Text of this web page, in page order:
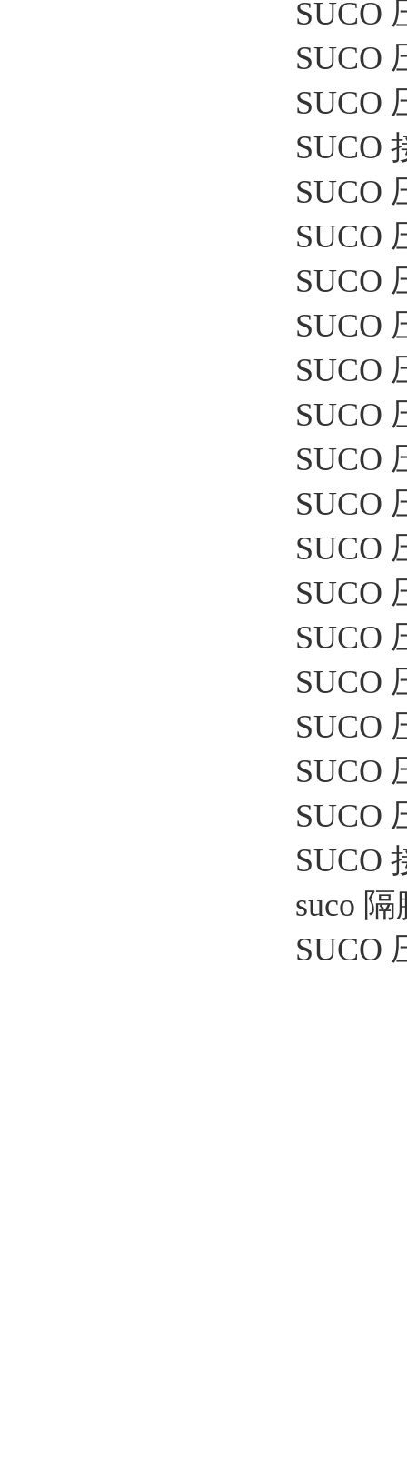
SUCO
SUCO
SUCO
SUCO
SUCO
SUCO
SUCO
SUCO
SUCO
SUCO
SUCO
SUCO
SUCO
SUCO
SUCO
SUCO
SUCO
SUCO
SUCO
SUCO
suco
SUCO